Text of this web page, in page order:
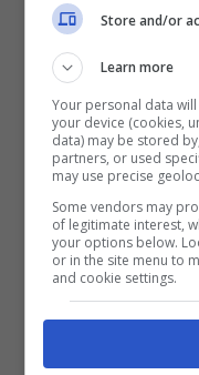
bambino o il
torna la
migliorare la
e forse ora ne
Per i segni di
istanzail Toro
ricambio nella
che non va
necessario
Store and/or
Learn more
Your personal data
your device (cookies,
data) may be stored
partners, or used
may use precise
Some vendors may
of legitimate interest,
your options below.
or in the site menu to
and cookie settings.